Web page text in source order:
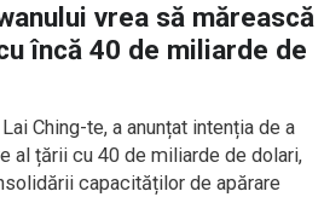
vrea să mărească
încă 40 de miliarde de
Ching-te, a anunțat intenția de a
al țării cu 40 de miliarde de dolari,
capacităților de apărare